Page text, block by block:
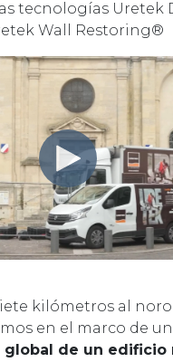
tecnologías Uretek
Wall Restoring®
kilómetros al
en el marco de un
global de un edificio